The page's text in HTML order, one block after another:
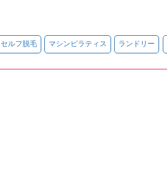
セルフ脱毛 マシンピラティス ランドリー